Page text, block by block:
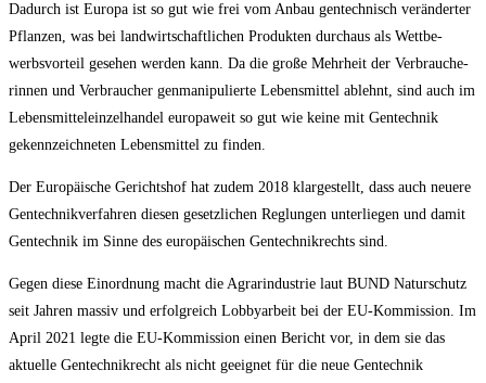
Dadurch ist Euro­pa ist so gut wie frei vom Anbau gen­tech­nisch ver­än­der­ter
Pflan­zen, was bei land­wirt­schaft­li­chen Pro­duk­ten durch­aus als Wett­be­
werbs­vor­teil gese­hen wer­den kann. Da die gro­ße Mehr­heit der Ver­brau­che­
rin­nen und Ver­brau­cher gen­ma­ni­pu­lier­te Lebens­mit­tel ablehnt, sind auch im
Lebens­mit­tel­ein­zel­han­del euro­pa­weit so gut wie kei­ne mit Gen­tech­nik
gekenn­zeich­ne­ten Lebens­mit­tel zu finden.
Der Euro­päi­sche Gerichts­hof hat zudem 2018 klar­ge­stellt, dass auch neue­re
Gen­tech­nik­ver­fah­ren die­sen gesetz­li­chen Reg­lun­gen unter­lie­gen und damit
Gen­tech­nik im Sin­ne des euro­päi­schen Gen­tech­nik­rechts sind.
Gegen die­se Ein­ord­nung macht die Agrar­in­dus­trie laut BUND Natur­schutz
seit Jah­ren mas­siv und erfolg­reich Lob­by­ar­beit bei der EU-Kom­mis­si­on. Im
April 2021 leg­te die EU-Kom­mis­si­on einen Bericht vor, in dem sie das
aktu­el­le Gen­tech­nik­recht als nicht geeig­net für die neue Gen­tech­nik